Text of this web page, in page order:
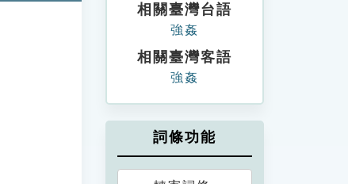
相關臺灣台語
強姦
相關臺灣客語
強姦
詞條功能